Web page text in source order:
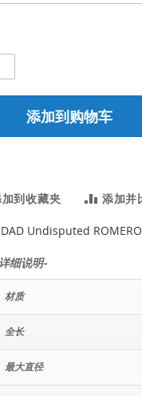
添加到购物车
到收藏夹 添加并
Undisputed
细说明-
材质
全长
最大直径